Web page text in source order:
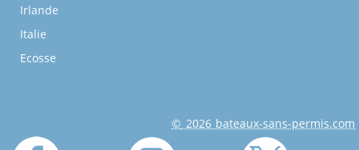
Irlande
Italie
Ecosse
© 2026 bateaux-sans-permis.com